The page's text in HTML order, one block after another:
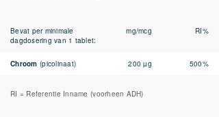
In dit supplement is gebruik gemaakt van
de picolinaat- vorm. Dit is een organische
Bevat per minimale
dagdosering van 1 tablet:
mg/mcg RI%
Chroom (picolinaat) 200 µg 500%
RI = Referentie Inname (voorheen ADH)